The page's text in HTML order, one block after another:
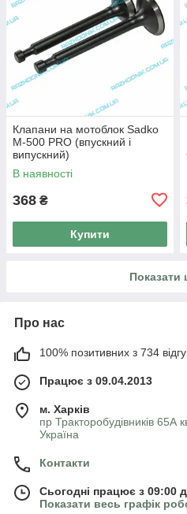
Клапани на мотоблок Sadko
M-500 PRO (впускний і
випускний)
В наявності
368 ₴
Купити
Показати
Про нас
100% позитивних з 734
Працює з 09.04.2013
м. Харків
пр Тракторобудівників 65А
Україна
Контакти
Сьогодні працює з 09:00
Показати весь графік